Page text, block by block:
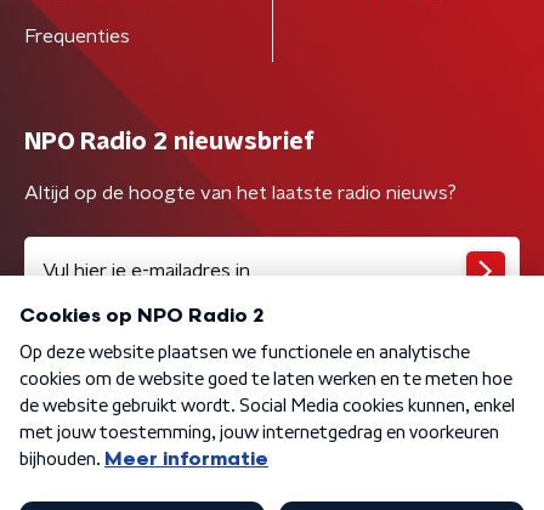
Frequenties
NPO Radio 2 nieuwsbrief
Altijd op de hoogte van het laatste radio nieuws?
Algemene voorwaarden